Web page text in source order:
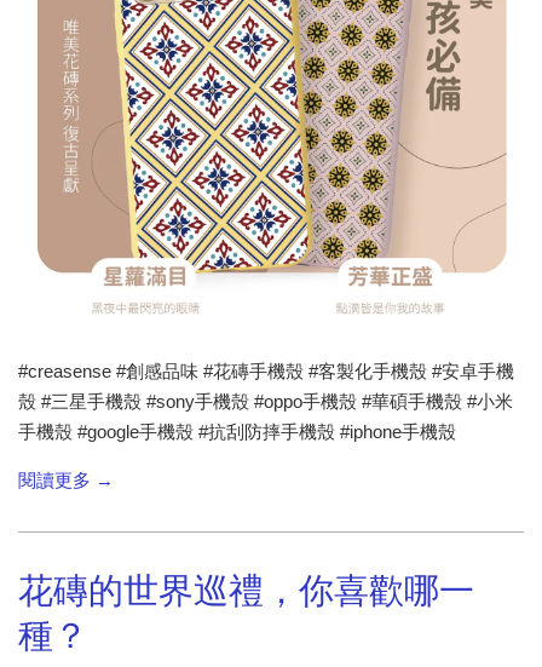
#creasense #創感品味 #花磚手機殼 #客製化手機殼 #安卓手機
殼 #三星手機殼 #sony手機殼 #oppo手機殼 #華碩手機殼 #小米
手機殼 #google手機殼 #抗刮防摔手機殼 #iphone手機殼
閱讀更多 →
花磚的世界巡禮，你喜歡哪一
種？